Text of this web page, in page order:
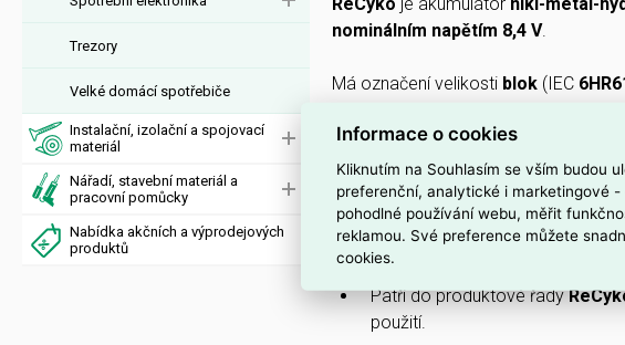
Trezory
Velké domácí spotřebiče
Instalační, izolační a spojovací
materiál
Nářadí, stavební materiál a
pracovní pomůcky
Nabídka akčních a výprodejových
produktů
nominálním napětím 8,4 V.
Má označení velikosti blok (IEC
PROČ SI VYBRAT TUTO
Je vyrobena v provedeníNiMH
opakované dobíjení.
Má kapacitu
Patří do produktové řady
použití.
Informace o cookies
Kliknutím na Souhlasím se vším budou
preferenční, analytické i marketingové
pohodlné používání webu, měřit
reklamou. Své preference můžete
cookies.